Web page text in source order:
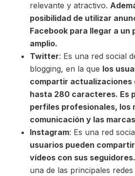
relevante y atractivo.
posibilidad de utilizar
Facebook para llegar a un
amplio.
Twitter: Es una red social
blogging, en la que los
compartir actualizaciones
hasta 280 caracteres. Es
perfiles profesionales, los
comunicación y las
Instagram: Es una red
usuarios pueden
vídeos con sus seguidores.
una de las principales